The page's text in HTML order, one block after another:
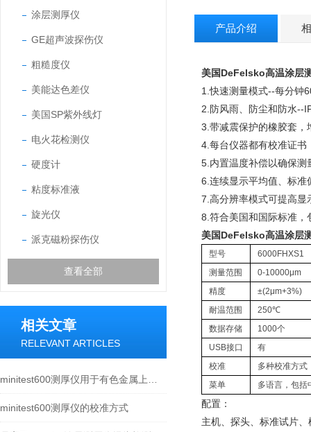
涂层测厚仪
GE超声波探伤仪
粗糙度仪
美能达色差仪
美国SP紫外线灯
电火花检测仪
硬度计
粘度标准液
旋光仪
派克磁粉探伤仪
查看全部
相关文章
RELEVANT ARTICLES
minitest600测厚仪的校准方式
产品介绍
美国DeFelsko高温涂层
1.快速测量模式--每分钟
2.防风雨、防尘和防水--
3.带减震保护的橡胶套，
4.每台仪器都有校准证书
5.内置温度补偿以确保测
6.连续显示平均值、标准
7.高分辨率模式可提高显
8.符合美国和国际标准，
美国DeFelsko高温涂层
型号
6000FHXS1
测量范围
0-10000μm
精度
±(2μm+3%)
耐温范围
250℃
数据存储
1000个
USB接口
有
校准
多种校准方式
菜单
多语言，包括
配置：
主机、探头、标准试片